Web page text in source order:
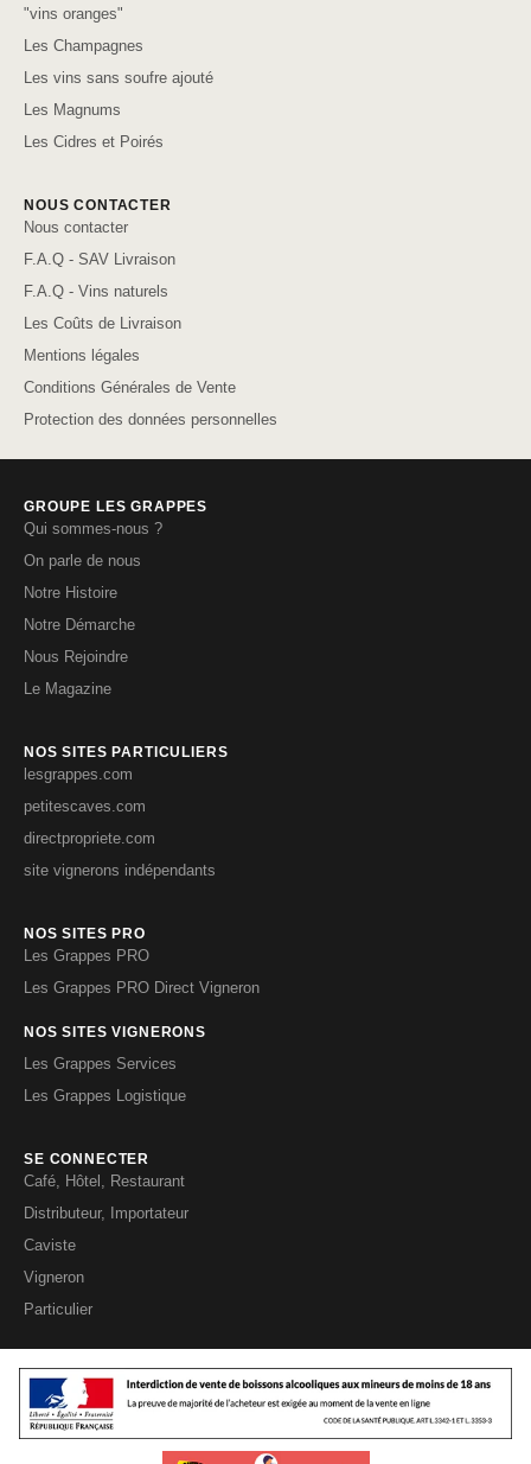
"vins oranges"
Les Champagnes
Les vins sans soufre ajouté
Les Magnums
Les Cidres et Poirés
NOUS CONTACTER
Nous contacter
F.A.Q - SAV Livraison
F.A.Q - Vins naturels
Les Coûts de Livraison
Mentions légales
Conditions Générales de Vente
Protection des données personnelles
GROUPE LES GRAPPES
Qui sommes-nous ?
On parle de nous
Notre Histoire
Notre Démarche
Nous Rejoindre
Le Magazine
NOS SITES PARTICULIERS
lesgrappes.com
petitescaves.com
directpropriete.com
site vignerons indépendants
NOS SITES PRO
Les Grappes PRO
Les Grappes PRO Direct Vigneron
NOS SITES VIGNERONS
Les Grappes Services
Les Grappes Logistique
SE CONNECTER
Café, Hôtel, Restaurant
Distributeur, Importateur
Caviste
Vigneron
Particulier